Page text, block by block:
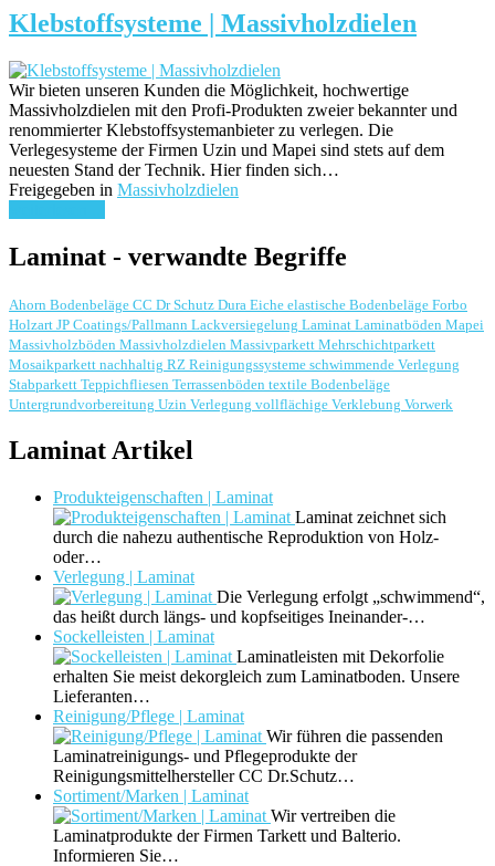
Klebstoffsysteme | Massivholzdielen
Wir bieten unseren Kunden die Möglichkeit, hochwertige
Massivholzdielen mit den Profi-Produkten zweier bekannter und
renommierter Klebstoffsystemanbieter zu verlegen. Die
Verlegesysteme der Firmen Uzin und Mapei sind stets auf dem
neuesten Stand der Technik. Hier finden sich…
Freigegeben in Massivholzdielen
Laminat - verwandte Begriffe
Ahorn Bodenbeläge CC Dr Schutz Dura Eiche elastische Bodenbeläge Forbo
Holzart JP Coatings/Pallmann Lackversiegelung Laminat Laminatböden Mapei
Massivholzböden Massivholzdielen Massivparkett Mehrschichtparkett
Mosaikparkett nachhaltig RZ Reinigungssysteme schwimmende Verlegung
Stabparkett Teppichfliesen Terrassenböden textile Bodenbeläge
Untergrundvorbereitung Uzin Verlegung vollflächige Verklebung Vorwerk
Laminat Artikel
Produkteigenschaften | Laminat
Laminat zeichnet sich
durch die nahezu authentische Reproduktion von Holz-
oder…
Verlegung | Laminat
Die Verlegung erfolgt „schwimmend“,
das heißt durch längs- und kopfseitiges Ineinander-…
Sockelleisten | Laminat
Laminatleisten mit Dekorfolie
erhalten Sie meist dekorgleich zum Laminatboden. Unsere
Lieferanten…
Reinigung/Pflege | Laminat
Wir führen die passenden
Laminatreinigungs- und Pflegeprodukte der
Reinigungsmittelhersteller CC Dr.Schutz…
Sortiment/Marken | Laminat
Wir vertreiben die
Laminatprodukte der Firmen Tarkett und Balterio.
Informieren Sie…